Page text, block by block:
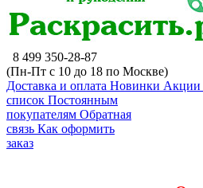
8 499 350-28-87
(Пн-Пт с 10 до 18 по Москве)
Доставка и оплата Новинки Акции
список Постоянным
покупателям Обратная
связь Как оформить
заказ